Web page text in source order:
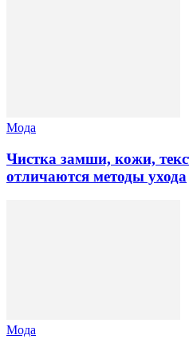
Мода
Чистка замши, кожи,
отличаются методы ухода
Мода